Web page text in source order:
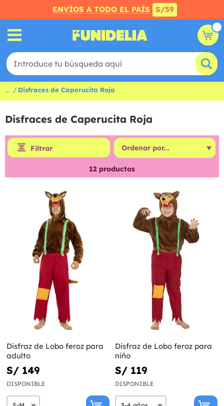
ENVÍOS A TODO EL PAÍS S/59
... Disfraces de Caperucita Roja
Disfraces de Caperucita Roja
Filtrar
12 productos
Disfraz de Lobo feroz para
adulto
S/ 149
DISPONIBLE
Disfraz de Lobo feroz para
niño
S/ 119
DISPONIBLE